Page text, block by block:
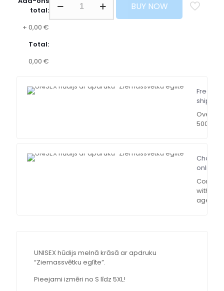
total:
+ 0,00 €
Total:
0,00 €
BUY NOW
Free
shipping
Over
500$
Chat
online
Contact
with our
agent
UNISEX hūdijs melnā krāsā ar apdruku
“Ziemassvētku eglīte”.
Pieejami izmēri no S līdz 5XL!